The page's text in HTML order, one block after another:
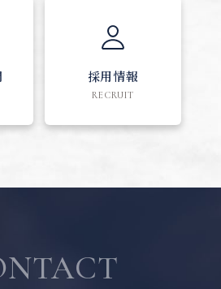
採用情報
RECRUIT